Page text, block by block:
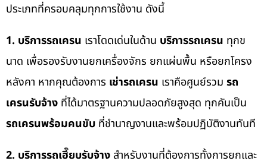
ประเภทที่ครอบคลุมทุกการใช้งาน ดังนี้
1. บริการรถเครน เราโดดเด่นในด้าน บริการรถเครน ทุกข
นาด เพื่อรองรับงานยกเครื่องจักร ยกแผ่นพื้น หรือยกโครง
หลังคา หากคุณต้องการ เช่ารถเครน เราคือศูนย์รวม รถ
เครนรับจ้าง ที่ได้มาตรฐานความปลอดภัยสูงสุด ทุกคันเป็น
รถเครนพร้อมคนขับ ที่ชำนาญงานและพร้อมปฏิบัติงานทันที
2. บริการรถเฮี๊ยบรับจ้าง สำหรับงานที่ต้องการทั้งการยกและ